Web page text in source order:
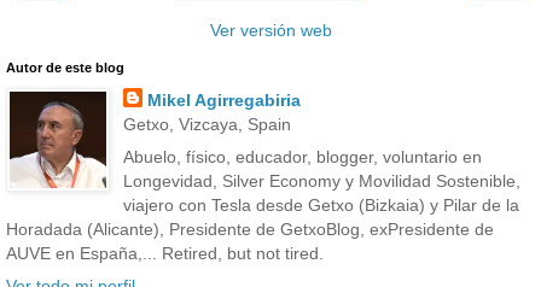
Ver versión web
Autor de este blog
Mikel Agirregabiria
Getxo, Vizcaya, Spain
Abuelo, físico, educador, blogger, voluntario en
Longevidad, Silver Economy y Movilidad Sostenible,
viajero con Tesla desde Getxo (Bizkaia) y Pilar de la
Horadada (Alicante), Presidente de GetxoBlog, exPresidente de
AUVE en España,... Retired, but not tired.